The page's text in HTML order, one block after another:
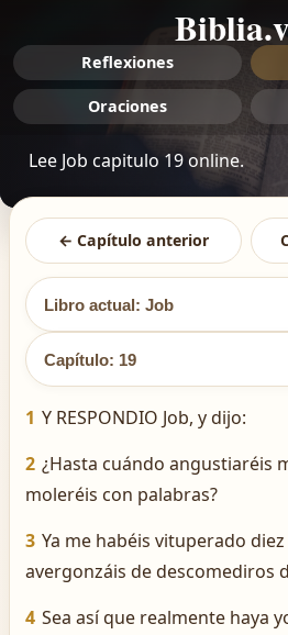
Reflexiones
Oraciones
Lee Job capitulo 19 online.
← Capítulo anterior
Libro actual: Job
Capítulo: 19
1 Y RESPONDIO Job, y dijo:
2 ¿Hasta cuándo angustiaréis
moleréis con palabras?
3 Ya me habéis vituperado diez
avergonzáis de descomediros
4 Sea así que realmente haya